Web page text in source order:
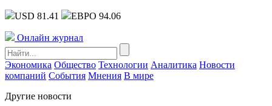
USD 81.41 ЕВРО 94.06
Онлайн журнал
Экономика Общество Технологии Аналитика Новости
компаний События Мнения В мире
Другие новости